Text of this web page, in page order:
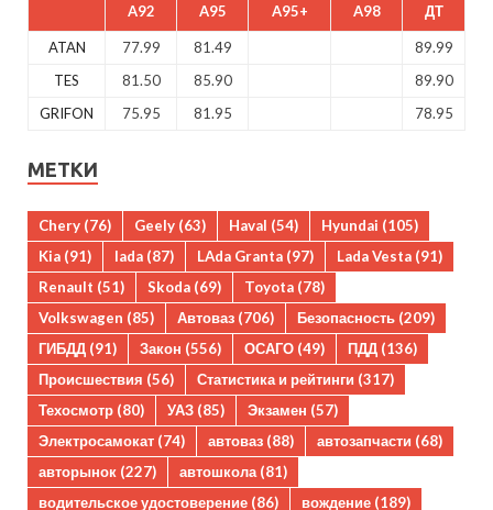
A92 A95 A95+ A98 ДТ
ATAN 77.99 81.49
89.99
TES
81.50 85.90
89.90
GRIFON
75.95 81.95 78.95
МЕТКИ
Chery (76) Geely (63) Haval (54) Hyundai (105)
Kia (91) lada (87) LAda Granta (97) Lada Vesta (91)
Renault (51) Skoda (69) Toyota (78)
Volkswagen (85) Автоваз (706) Безопасность (209)
ГИБДД (91) Закон (556) ОСАГО (49) ПДД (136)
Происшествия (56) Статистика и рейтинги (317)
Техосмотр (80) УАЗ (85) Экзамен (57)
Электросамокат (74) автоваз (88) автозапчасти (68)
авторынок (227) автошкола(81)
водительское удостоверение (86) вождение (189)